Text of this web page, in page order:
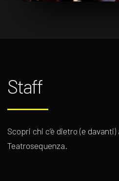
Staff
Scopri chi c’è dietro (e
Teatrosequenza.